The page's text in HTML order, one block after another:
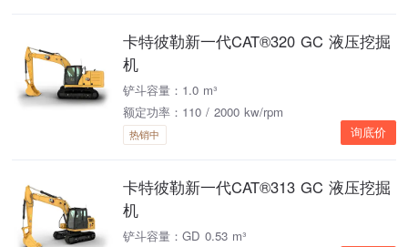
卡特彼勒新一代CAT®320 GC 液压挖掘
机
铲斗容量：1.0 m³
额定功率：110 / 2000 kw/rpm
热销中 询底价
卡特彼勒新一代CAT®313 GC 液压挖掘
机
铲斗容量：GD 0.53 m³